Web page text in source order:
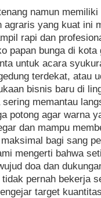
namun memiliki
agraris yang kuat ini
rapi dan
papan bunga di kota
untuk acara
terdekat, atau
bisnis baru di
memantau
potong agar warna
dan mampu
bagi sang
mengerti bahwa
doa dan
pernah bekerja
target